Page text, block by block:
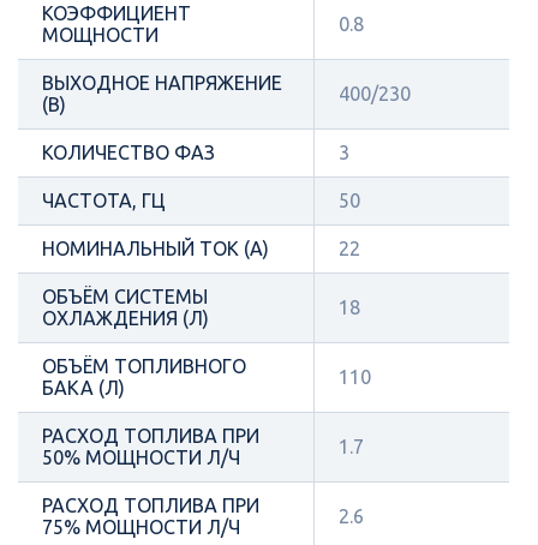
КОЭФФИЦИЕНТ
МОЩНОСТИ
0.8
ВЫХОДНОЕ НАПРЯЖЕНИЕ
(В)
400/230
КОЛИЧЕСТВО ФАЗ 3
ЧАСТОТА, ГЦ 50
НОМИНАЛЬНЫЙ ТОК (А) 22
ОБЪЁМ СИСТЕМЫ
ОХЛАЖДЕНИЯ (Л)
18
ОБЪЁМ ТОПЛИВНОГО
БАКА (Л)
110
РАСХОД ТОПЛИВА ПРИ
50% МОЩНОСТИ Л/Ч
1.7
РАСХОД ТОПЛИВА ПРИ
75% МОЩНОСТИ Л/Ч
2.6